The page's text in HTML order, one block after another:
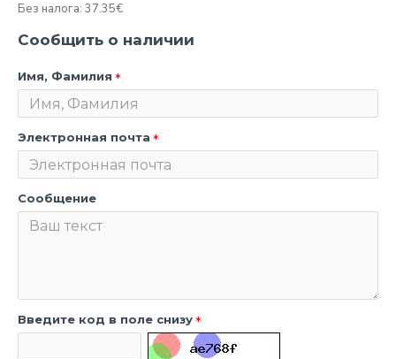
Без налога: 37.35€
Сообщить о наличии
Имя, Фамилия
Электронная почта
Сообщение
Введите код в поле снизу